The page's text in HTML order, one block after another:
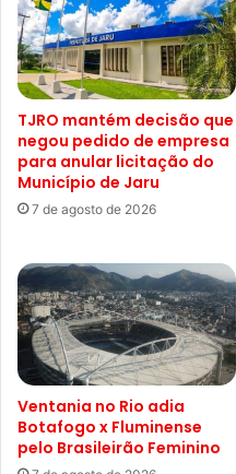
TJRO mantém decisão que
negou pedido de empresa
para anular licitação do
Município de Jaru
7 de agosto de 2026
Ventania no Rio adia
Botafogo x Fluminense
pelo Brasileirão Feminino